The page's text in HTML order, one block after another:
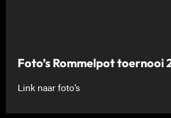
Foto’s Rommelpot toernooi
Link naar foto’s